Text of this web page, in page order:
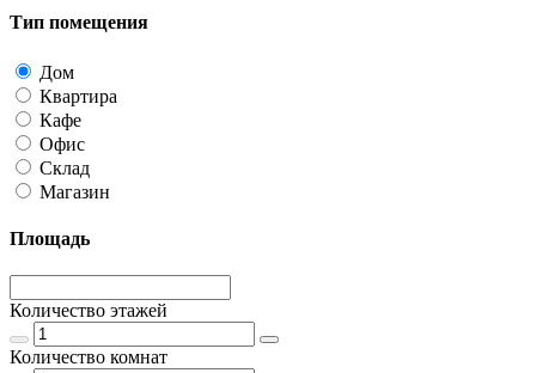
Тип помещения
Дом
Квартира
Кафе
Офис
Склад
Магазин
Площадь
Количество этажей
Количество комнат